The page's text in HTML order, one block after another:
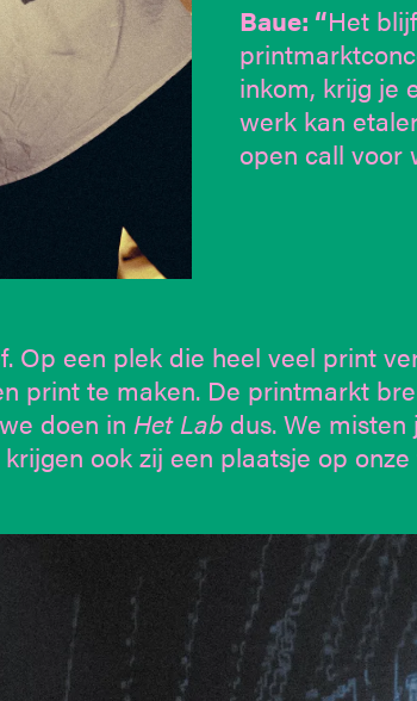
Baue: “Het
inkom, krijg je
werk kan
open call voor
Op een plek die heel veel print
print te maken. De printmarkt
doen in Het Labdus. We
ook zij een plaatsje op onze